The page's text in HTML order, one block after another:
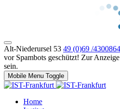
Alt-Niederursel 53 49 (0)69 /
vor Spambots geschützt! Zur
sein.
Mobile Menu Toggle
Home